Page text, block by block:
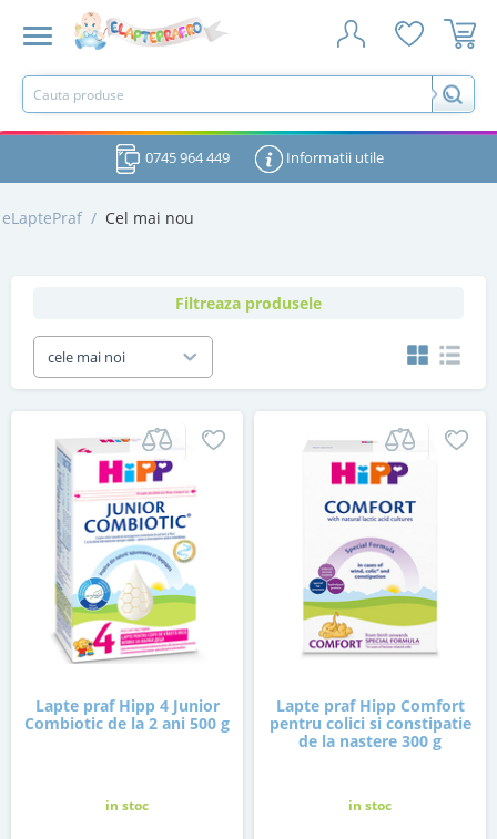
0745 964 449 Informatii utile
eLaptePraf / Cel mai nou
Filtreaza produsele
cele mai noi
Lapte praf Hipp 4 Junior
Combiotic de la 2 ani 500 g
in stoc
Lapte praf Hipp Comfort
pentru colici si constipatie
de la nastere 300 g
in stoc